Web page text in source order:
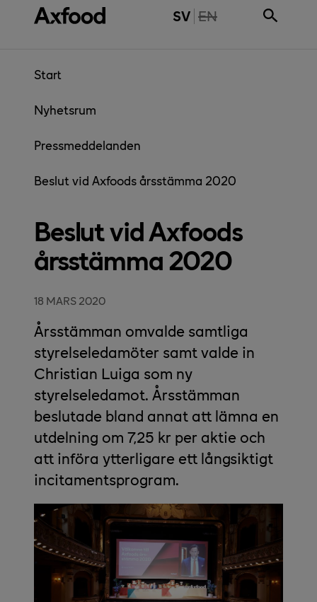
Gå direkt till innehåll SV THE PAGE IS NOT
EN
Start
Nyhetsrum
Pressmeddelanden
Beslut vid Axfoods årsstämma 2020
Beslut vid Axfoods
årsstämma 2020
18 MARS 2020
Årsstämman omvalde samtliga
styrelseledamöter samt valde in
Christian Luiga som ny
styrelseledamot. Årsstämman
beslutade bland annat att lämna en
utdelning om 7,25 kr per aktie och
att införa ytterligare ett långsiktigt
incitamentsprogram.